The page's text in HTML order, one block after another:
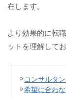
在します。
より効果的に転
ットを理解して
コンサルタ
希望に合わ